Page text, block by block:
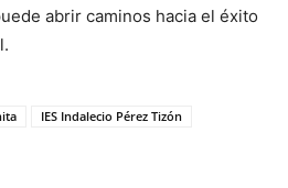
abrir caminos hacia el éxito
IES Indalecio Pérez Tizón